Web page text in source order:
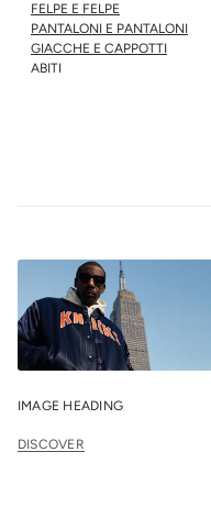
FELPE E FELPE
PANTALONI E PANTALONI
GIACCHE E CAPPOTTI
ABITI
IMAGE HEADING
DISCOVER